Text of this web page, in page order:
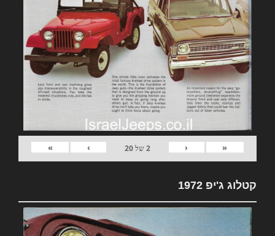
«
‹
2של20
›
»
קטלוג ג'יפ 1972